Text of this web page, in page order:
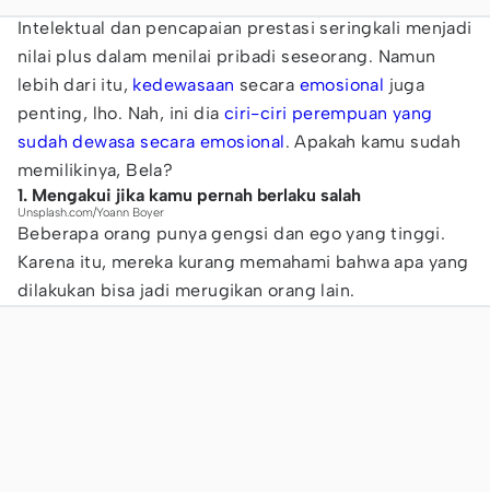
Intelektual dan pencapaian prestasi seringkali menjadi
nilai plus dalam menilai pribadi seseorang. Namun
lebih dari itu, kedewasaan secara emosional juga
penting, lho. Nah, ini dia ciri-ciri perempuan yang
sudah dewasa secara emosional. Apakah kamu sudah
memilikinya, Bela?
1. Mengakui jika kamu pernah berlaku salah
Unsplash.com/Yoann Boyer
Beberapa orang punya gengsi dan ego yang tinggi.
Karena itu, mereka kurang memahami bahwa apa yang
dilakukan bisa jadi merugikan orang lain.